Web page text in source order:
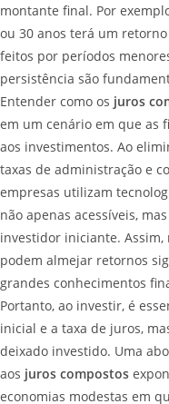
montante final. Por
ou 30 anos terá um
feitos por períodos
persistência são
Entender como os juros
em um cenário em que as
aos investimentos. Ao
taxas de administração e
empresas utilizam
não apenas acessíveis,
investidor iniciante.
podem almejar retornos
grandes conhecimentos
Portanto, ao investir, é
inicial e a taxa de juros,
deixado investido. Uma
aos juros compostos
economias modestas em